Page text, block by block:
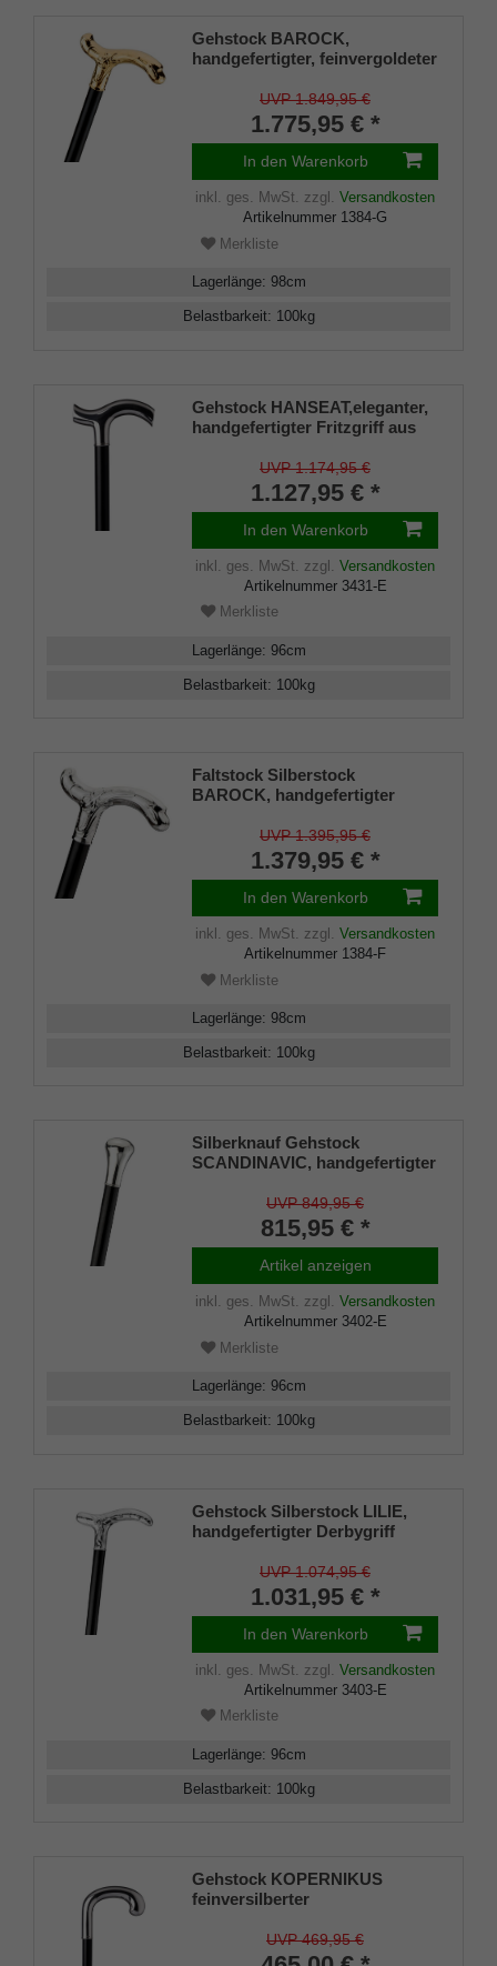
Gehstock BAROCK,
handgefertigter, feinvergoldeter
aus edlem Makassar-Ebenholz
98 cm, inkl. Gummipuffer.
UVP 1.849,95 €
1.775,95 € *
In den Warenkorb
inkl. ges. MwSt. zzgl. Versandkosten
Artikelnummer 1384-G
Merkliste
Lagerlänge: 98cm
Belastbarkeit: 100kg
Gehstock HANSEAT,eleganter,
handgefertigter Fritzgriff aus
mit Gravurplatten beidseitig,
Stock aus echtem, poliertem
Makassar-Ebenholz, inkl.
elegantem Spezialpuffer.
UVP 1.174,95 €
1.127,95 € *
In den Warenkorb
inkl. ges. MwSt. zzgl. Versandkosten
Artikelnummer 3431-E
Merkliste
Lagerlänge: 96cm
Belastbarkeit: 100kg
Faltstock Silberstock
BAROCK, handgefertigter
Sterlingsilber, fein ziseliert,
Stock aus edlem Ebenholz,
Manufakturarbeit
UVP 1.395,95 €
1.379,95 € *
In den Warenkorb
inkl. ges. MwSt. zzgl. Versandkosten
Artikelnummer 1384-F
Merkliste
Lagerlänge: 98cm
Belastbarkeit: 100kg
Silberknauf Gehstock
SCANDINAVIC, handgefertigter
Sterlingsilber, edles Makassar-
Ebenholz, inklusive
Gummipuffer
UVP 849,95 €
815,95 € *
Artikel anzeigen
inkl. ges. MwSt. zzgl. Versandkosten
Artikelnummer 3402-E
Merkliste
Lagerlänge: 96cm
Belastbarkeit: 100kg
Gehstock Silberstock LILIE,
handgefertigter Derbygriff
aufgesetzt auf einen Stock aus
edlem Makassar-Ebenholz,
inklusiv Gummipuffer.
UVP 1.074,95 €
1.031,95 € *
In den Warenkorb
inkl. ges. MwSt. zzgl. Versandkosten
Artikelnummer 3403-E
Merkliste
Lagerlänge: 96cm
Belastbarkeit: 100kg
Gehstock KOPERNIKUS
feinversilberter
schwarz Buchenholz,
Elegantpuffer
UVP 469,95 €